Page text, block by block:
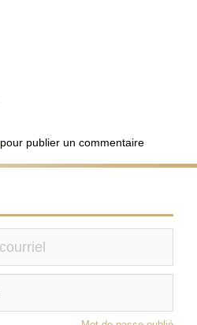
pour publier un commentaire